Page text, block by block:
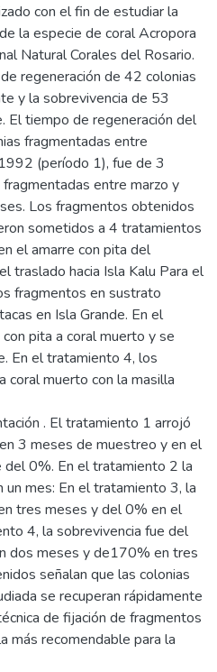
con el fin de estudiar la
la especie de coral Acropora
Natural Corales del Rosario.
regeneración de 42 colonias
y la sobrevivencia de 53
El tiempo de regeneración del
fragmentadas entre
(período 1), fue de 3
entre marzo y
Los fragmentos obtenidos
sometidos a 4 tratamientos
el amarre con pita del
traslado hacia Isla Kalu Para el
fragmentos en sustrato
en Isla Grande. En el
pita a coral muerto y se
En el tratamiento 4, los
coral muerto con la masilla
. El tratamiento 1 arrojó
3 meses de muestreo y en el
0%. En el tratamiento 2 la
mes: En el tratamiento 3, la
tres meses y del 0% en el
4, la sobrevivencia fue del
dos meses y de170% en tres
señalan que las colonias
se recuperan rápidamente
de fijación de fragmentos
más recomendable para la